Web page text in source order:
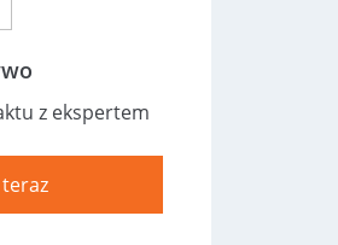
z ekspertem